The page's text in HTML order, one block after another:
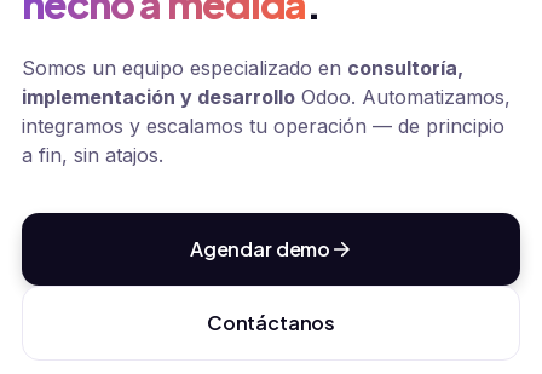
Somos un equipo especializado en consultoría,
implementación y desarrollo Odoo. Automatizamos,
integramos y escalamos tu operación — de principio
a fin, sin atajos.
Agendar demo
Contáctanos